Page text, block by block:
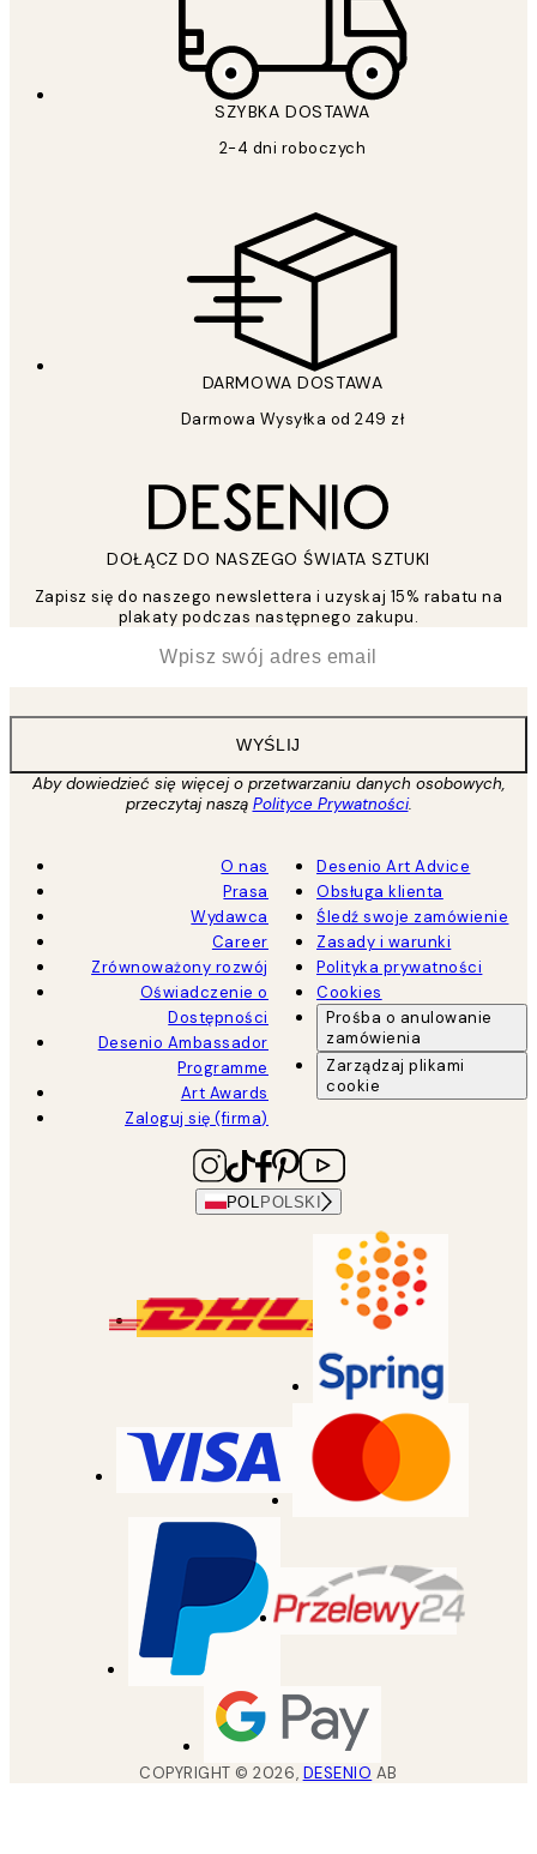
SZYBKA DOSTAWA
2-4 dni roboczych
DARMOWA DOSTAWA
Darmowa Wysyłka od 249 zł
DOŁĄCZ DO NASZEGO ŚWIATA SZTUKI
Zapisz się do naszego newslettera i uzyskaj 15% rabatu na
plakaty podczas następnego zakupu.
WYŚLIJ
Aby dowiedzieć się więcej o przetwarzaniu danych osobowych,
przeczytaj naszą Polityce Prywatności.
O nas
Prasa
Wydawca
Career
Zrównoważony rozwój
Oświadczenie o
Dostępności
Desenio Ambassador
Programme
Art Awards
Zaloguj się (firma)
Desenio Art Advice
Obsługa klienta
Śledź swoje zamówienie
Zasady i warunki
Polityka prywatności
Cookies
Prośba o anulowanie
zamówienia
Zarządzaj plikami
cookie
POL POLSKI
COPYRIGHT ©2026, DESENIO AB